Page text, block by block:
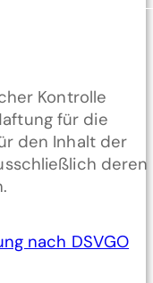
Kontrolle
für die
den Inhalt der
deren
nach DSVGO